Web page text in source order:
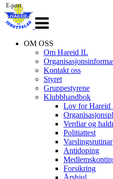
navigasjon
OM OSS
Om Hareid IL
Kontakt oss
Styret
Gruppestyrene
Klubbhandbok
Lov for Hareid
Verdiar og
Politiattest
Varslingsrutinar
Antidoping
Forsikring
Årshjul
E-post